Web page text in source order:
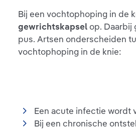
Bij een vochtophoping in de
gewrichtskapsel op.
pus. Artsen onderscheiden
vochtophoping in de knie:
Een acute infectie wordt
Bij een chronische